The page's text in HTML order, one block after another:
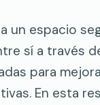
un espacio
sí a través
para
En esta